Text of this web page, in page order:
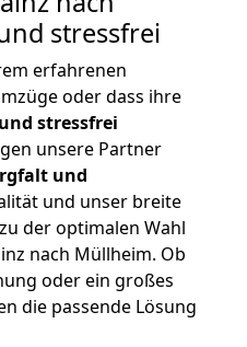
stressfrei
erfahrenen
oder dass ihre
stressfrei
unsere Partner
und
und unser breite
der optimalen Wahl
nach Müllheim. Ob
oder ein großes
die passende Lösung